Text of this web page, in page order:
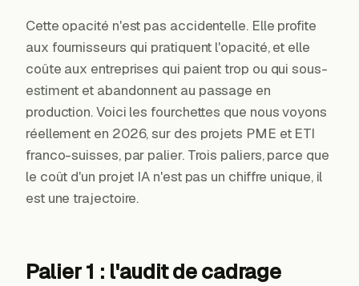
Cette opacité n'est pas accidentelle. Elle profite
aux fournisseurs qui pratiquent l'opacité, et elle
coûte aux entreprises qui paient trop ou qui sous-
estiment et abandonnent au passage en
production. Voici les fourchettes que nous voyons
réellement en 2026, sur des projets PME et ETI
franco-suisses, par palier. Trois paliers, parce que
le coût d'un projet IA n'est pas un chiffre unique, il
est une trajectoire.
Palier 1 : l'audit de cadrage